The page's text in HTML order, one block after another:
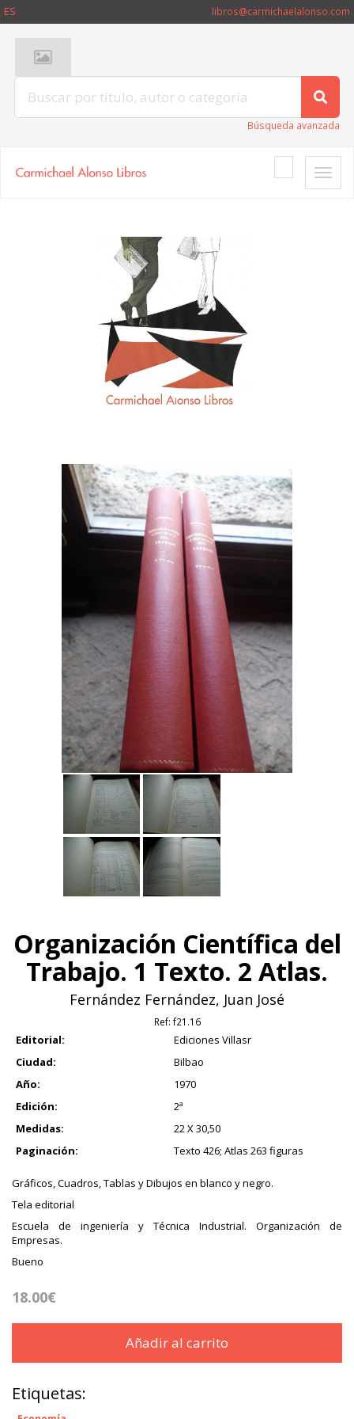
ES libros@carmichaelalonso.com
Búsqueda avanzada
Toggle
Organización Científica del
Trabajo. 1 Texto. 2 Atlas.
Fernández Fernández, Juan José
Ref: f21.16
Editorial:
Ediciones Villasr
Ciudad:
Bilbao
Año:
1970
Edición:
2ª
Medidas:
22 X 30,50
Paginación:
Texto 426; Atlas 263 figuras
Gráficos, Cuadros, Tablas y Dibujos en blanco y negro.
Tela editorial
Escuela de ingeniería y Técnica Industrial. Organización de
Empresas.
Bueno
18.00€
Añadir al carrito
Etiquetas: